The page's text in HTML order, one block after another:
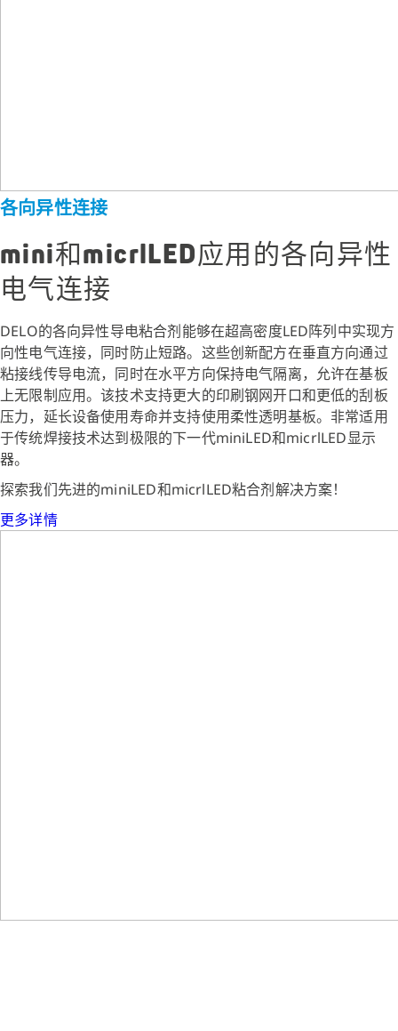
各向异性连接
mini和micrlLED应用的各向异性
电气连接
DELO的各向异性导电粘合剂能够在超高密度LED阵列中实现方
向性电气连接，同时防止短路。这些创新配方在垂直方向通过
粘接线传导电流，同时在水平方向保持电气隔离，允许在基板
上无限制应用。该技术支持更大的印刷钢网开口和更低的刮板
压力，延长设备使用寿命并支持使用柔性透明基板。非常适用
于传统焊接技术达到极限的下一代miniLED和micrlLED显示
器。
探索我们先进的miniLED和micrlLED粘合剂解决方案！
更多详情